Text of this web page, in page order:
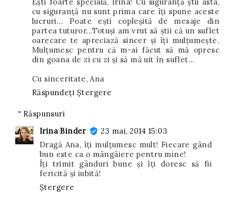
cu siguranţă nu sunt prima care îţi spune aceste
lucruri... Poate eşti copleşită de mesaje din
partea tuturor...Totuşi am vrut să ştii că un suflet
oarecare te apreciază sincer şi îţi mulţumeşte.
Mulţumesc pentru că m-ai făcut să mă opresc
din goana de zi cu zi şi să mă uit în suflet...
Cu sinceritate, Ana
Răspundeți Ștergere
Răspunsuri
Irina Binder
23 mai, 2014 15:03
Dragă Ana, îți mulțumesc mult! Fiecare gând
bun este ca o mângâiere pentru mine!
Îți trimit gânduri bune și îți doresc să fii
fericită și iubită!
Ștergere